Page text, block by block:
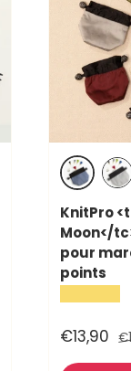
Arctique
KnitPro
Moon</
pour
points
€13,90